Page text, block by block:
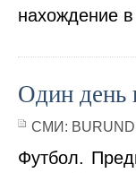
нахождение
Один день
СМИ:
Футбол.